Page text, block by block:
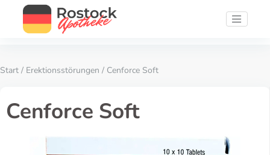
Start / Erektionsstörungen / Cenforce Soft
Cenforce Soft